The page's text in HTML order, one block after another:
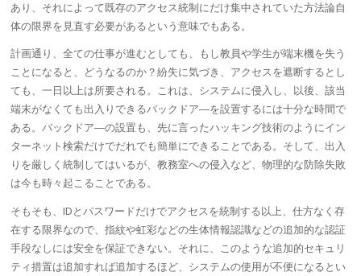
あり、それによって既存のアクセス統制にだけ集中されていた方法論自
体の限界を見直す必要があるという意味でもある。
計画通り、全ての仕事が進むとしても、もし教員や学生が端末機を失う
ことになると、どうなるのか？紛失に気づき、アクセスを遮断するとし
ても、一日以上は所要される。これは、システムに侵入し、以後、該当
端末がなくても出入りできるバックドア―を設置するには十分な時間で
ある。バックドア―の設置も、先に言ったハッキング技術のようにイン
ターネット検索だけでだれでも簡単にできることである。そして、出入
りを厳しく統制してはいるが、教務室への侵入など、物理的な防除失敗
は今も時々起こることである。
そもそも、IDとパスワードだけでアクセスを統制する以上、仕方なく存
在する限界なので、指紋や虹彩などの生体情報認識などの追加的な認証
手段なしには安全を保証できない。それに、このような追加的セキュリ
ティ措置は追加すれば追加するほど、システムの使用が不便になるとい